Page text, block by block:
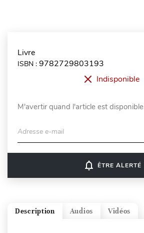
Livre
ISBN : 9782729803193
Indisponible
M'avertir quand l'article est disponible
Adresse e-mail
notifications_none ÊTRE ALERTÉ
Vidéos
Audios
Description